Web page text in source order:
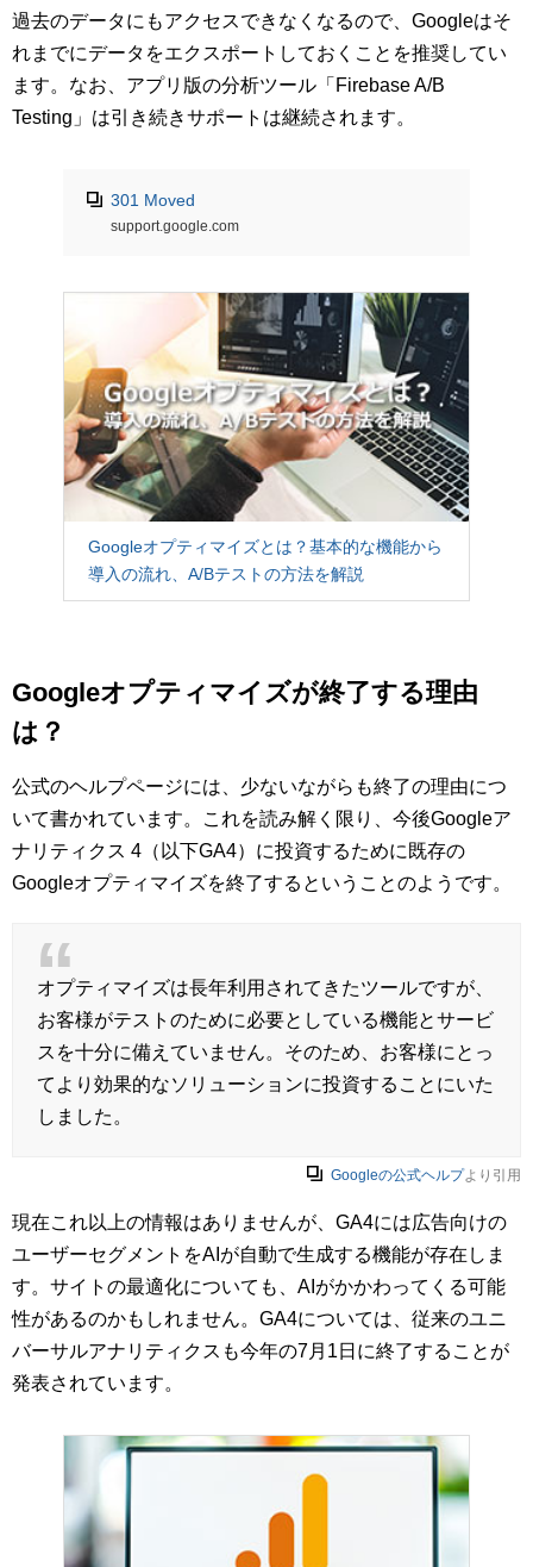
過去のデータにもアクセスできなくなるので、Googleはそ
れまでにデータをエクスポートしておくことを推奨してい
ます。なお、アプリ版の分析ツール「Firebase A/B
Testing」は引き続きサポートは継続されます。
301 Moved
support.google.com
Googleオプティマイズとは？基本的な機能から
導入の流れ、A/Bテストの方法を解説
Googleオプティマイズが終了する理由
は？
公式のヘルプページには、少ないながらも終了の理由につ
いて書かれています。これを読み解く限り、今後Googleア
ナリティクス 4（以下GA4）に投資するために既存の
Googleオプティマイズを終了するということのようです。
オプティマイズは長年利用されてきたツールですが、
お客様がテストのために必要としている機能とサービ
スを十分に備えていません。そのため、お客様にとっ
てより効果的なソリューションに投資することにいた
しました。
Googleの公式ヘルプより引用
現在これ以上の情報はありませんが、GA4には広告向けの
ユーザーセグメントをAIが自動で生成する機能が存在しま
す。サイトの最適化についても、AIがかかわってくる可能
性があるのかもしれません。GA4については、従来のユニ
バーサルアナリティクスも今年の7月1日に終了することが
発表されています。